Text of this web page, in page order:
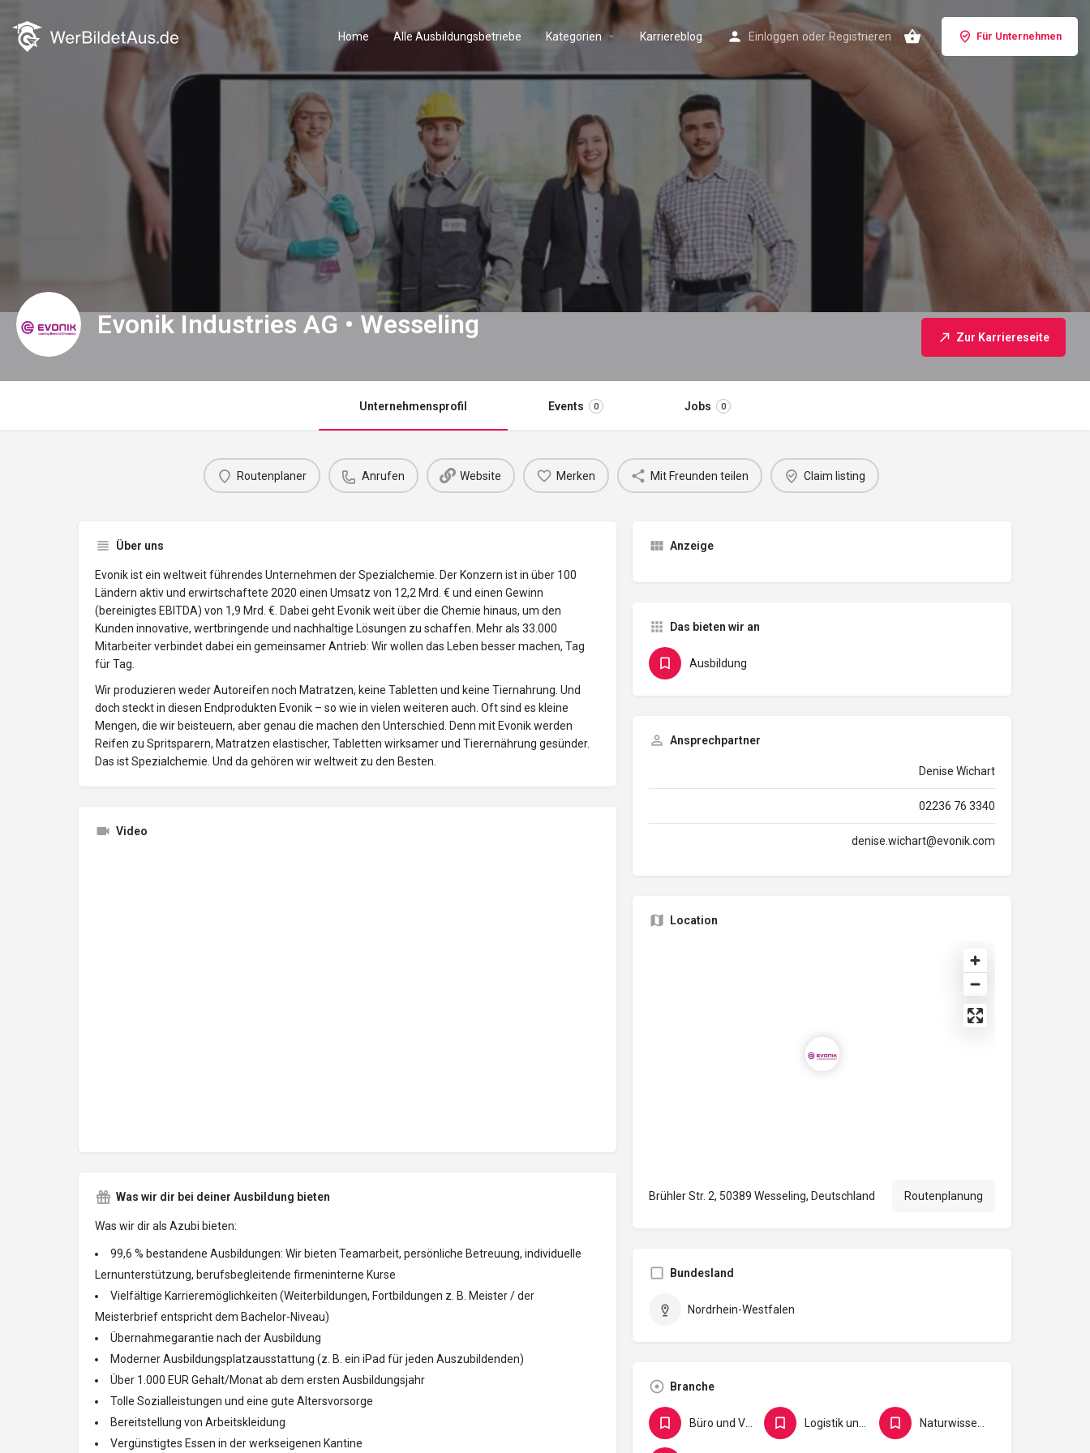
Home Alle Ausbildungsbetriebe Kategorien Karriereblog Einloggen oder Registrieren Für Unternehmen
Evonik Industries AG • Wesseling Zur Karriereseite
Unternehmensprofil Events 0 Jobs 0
Routenplaner Anrufen Website Merken Mit Freunden teilen Claim listing
Über uns
Evonik ist ein weltweit führendes Unternehmen der Spezialchemie. Der Konzern ist in über 100
Ländern aktiv und erwirtschaftete 2020 einen Umsatz von 12,2 Mrd. € und einen Gewinn
(bereinigtes EBITDA) von 1,9 Mrd. €. Dabei geht Evonik weit über die Chemie hinaus, um den
Kunden innovative, wertbringende und nachhaltige Lösungen zu schaffen. Mehr als 33.000
Mitarbeiter verbindet dabei ein gemeinsamer Antrieb: Wir wollen das Leben besser machen, Tag
für Tag.
Wir produzieren weder Autoreifen noch Matratzen, keine Tabletten und keine Tiernahrung. Und
doch steckt in diesen Endprodukten Evonik – so wie in vielen weiteren auch. Oft sind es kleine
Mengen, die wir beisteuern, aber genau die machen den Unterschied. Denn mit Evonik werden
Reifen zu Spritsparern, Matratzen elastischer, Tabletten wirksamer und Tierernährung gesünder.
Das ist Spezialchemie. Und da gehören wir weltweit zu den Besten.
Video
Was wir dir bei deiner Ausbildung bieten
Was wir dir als Azubi bieten:
99,6 % bestandene Ausbildungen: Wir bieten Teamarbeit, persönliche Betreuung, individuelle
Lernunterstützung, berufsbegleitende firmeninterne Kurse
Vielfältige Karrieremöglichkeiten (Weiterbildungen, Fortbildungen z. B. Meister / der
Meisterbrief entspricht dem Bachelor-Niveau)
Übernahmegarantie nach der Ausbildung
Moderner Ausbildungsplatzausstattung (z. B. ein iPad für jeden Auszubildenden)
Über 1.000 EUR Gehalt/Monat ab dem ersten Ausbildungsjahr
Tolle Sozialleistungen und eine gute Altersvorsorge
Bereitstellung von Arbeitskleidung
Vergünstigtes Essen in der werkseigenen Kantine
Anzeige
Das bieten wir an
Ausbildung
Ansprechpartner
Denise Wichart
02236 76 3340
denise.wichart@evonik.com
Location
Brühler Str. 2, 50389 Wesseling, Deutschland Routenplanung
Bundesland
Nordrhein-Westfalen
Branche
Büro und Verwaltung Logistik und Verkehr Naturwissenschaft und Forschung